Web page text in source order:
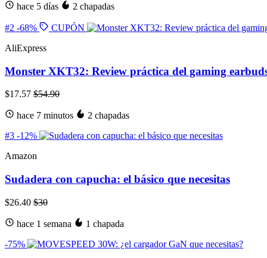
hace 5 días 2 chapadas
#2 -68%
CUPÓN
AliExpress
Monster XKT32: Review práctica del gaming
$17.57 $54.90
hace 7 minutos
2 chapadas
#3 -12%
Amazon
Sudadera con capucha: el básico que necesitas
$26.40 $30
hace 1 semana
1 chapada
-75%